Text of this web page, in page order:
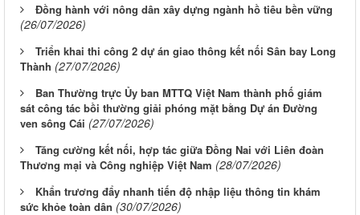
Đồng hành với nông dân xây dựng ngành hồ tiêu bền vững
(26/07/2026)
Triển khai thi công 2 dự án giao thông kết nối Sân bay Long
Thành (27/07/2026)
Ban Thường trực Ủy ban MTTQ Việt Nam thành phố giám
sát công tác bồi thường giải phóng mặt bằng Dự án Đường
ven sông Cái (27/07/2026)
Tăng cường kết nối, hợp tác giữa Đồng Nai với Liên đoàn
Thương mại và Công nghiệp Việt Nam (28/07/2026)
Khẩn trương đẩy nhanh tiến độ nhập liệu thông tin khám
sức khỏe toàn dân (30/07/2026)